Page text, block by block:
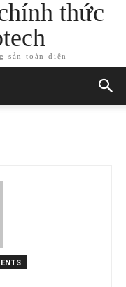
thức
sản toàn diện